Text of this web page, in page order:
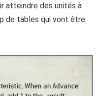
atteindre des unités à
de tables qui vont être